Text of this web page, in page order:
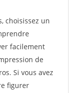
choisissez un
facilement
de
Si vous avez
figurer